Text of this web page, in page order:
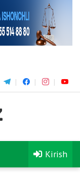
Kirish